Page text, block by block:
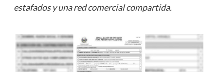
estafados y una red comercial compartida.